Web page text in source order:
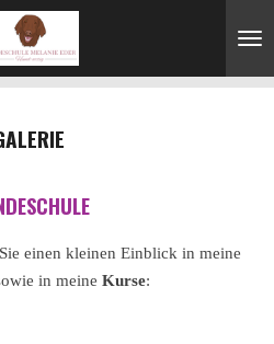
einen kleinen Einblick in meine
in meine Kurse: